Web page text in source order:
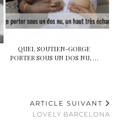
QUEL SOUTIEN-GORGE
PORTER SOUS UN DOS NU, …
ARTICLE SUIVANT
LOVELY BARCELONA